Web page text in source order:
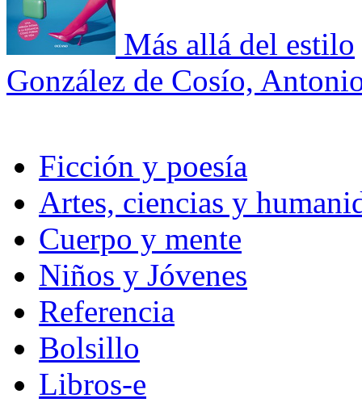
Más allá del estilo
González de Cosío,
Ficción y poesía
Artes, ciencias y
Cuerpo y mente
Niños y Jóvenes
Referencia
Bolsillo
Libros-e